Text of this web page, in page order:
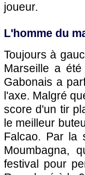
joueur.
L'homme du
Toujours à
Marseille a
Gabonais a
l'axe. Malgré
score d'un tir
le meilleur
Falcao. Par la
Moumbagna,
festival pour